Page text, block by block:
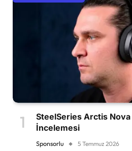
SteelSeries Arctis
İncelemesi
Sponsorlu 5 Temmuz 2026